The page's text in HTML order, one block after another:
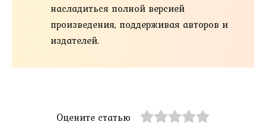
насладиться полной версией
произведения, поддерживая авторов и
издателей.
Оцените статью